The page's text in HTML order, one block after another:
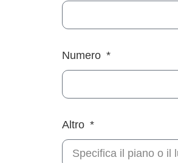
Numero
Altro